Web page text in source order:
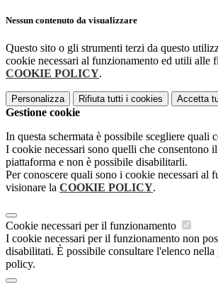
Nessun contenuto da visualizzare
Questo sito o gli strumenti terzi da questo
cookie necessari al funzionamento ed utili alle
COOKIE POLICY.
Personalizza Rifiuta tutti i cookies Accetta
Gestione cookie
In questa schermata è possibile scegliere quali
I cookie necessari sono quelli che consentono
piattaforma e non è possibile disabilitarli.
Per conoscere quali sono i cookie necessari al
visionare la COOKIE POLICY.
Cookie necessari per il funzionamento
I cookie necessari per il funzionamento non
disabilitati. È possibile consultare l'elenco
policy.